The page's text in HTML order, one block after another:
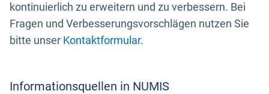
kontinuierlich zu erweitern und zu verbessern. Bei
Fragen und Verbesserungsvorschlägen nutzen Sie
bitte unser Kontaktformular.
Informationsquellen in NUMIS